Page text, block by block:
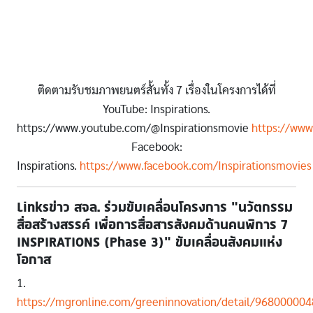
ติดตามรับชมภาพยนตร์สั้นทั้ง 7 เรื่องในโครงการได้ที่
YouTube: Inspirations.
https://www.youtube.com/@Inspirationsmovie https://
Facebook:
Inspirations. https://www.facebook.com/Inspirationsmovies
Linksข่าว สจล. ร่วมขับเคลื่อนโครงการ “นวัตกรรม
สื่อสร้างสรรค์ เพื่อการสื่อสารสังคมด้านคนพิการ 7
INSPIRATIONS (Phase 3)” ขับเคลื่อนสังคมแห่ง
โอกาส
1.
https://mgronline.com/greeninnovation/detail/